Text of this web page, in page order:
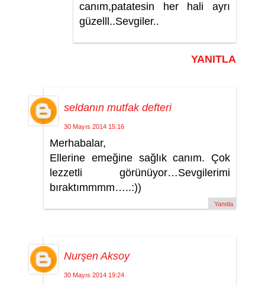
canım,patatesin her hali ayrı
güzelll..Sevgiler..
YANITLA
seldanın mutfak defteri
30 Mayıs 2014 15:16
Merhabalar,
Ellerine emeğine sağlık canım. Çok
lezzetli görünüyor…Sevgilerimi
bıraktımmmm…..:))
Yanıtla
Nurşen Aksoy
30 Mayıs 2014 19:24